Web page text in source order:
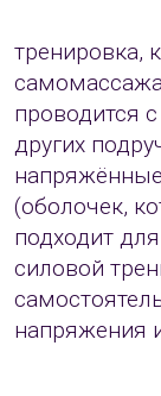
тренировка,
проводится
других
(оболочек,
подходит
силовой
напряжения